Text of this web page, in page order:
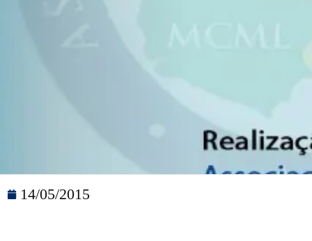
14/05/2015